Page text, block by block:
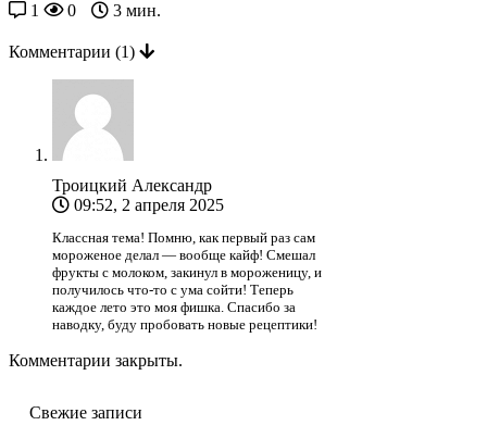
1
0 3 мин.
Комментарии (1)
Троицкий Александр
09:52, 2 апреля 2025
Классная тема! Помню, как первый раз сам
мороженое делал — вообще кайф! Смешал
фрукты с молоком, закинул в мороженицу, и
получилось что-то с ума сойти! Теперь
каждое лето это моя фишка. Спасибо за
наводку, буду пробовать новые рецептики!
Комментарии закрыты.
Свежие записи